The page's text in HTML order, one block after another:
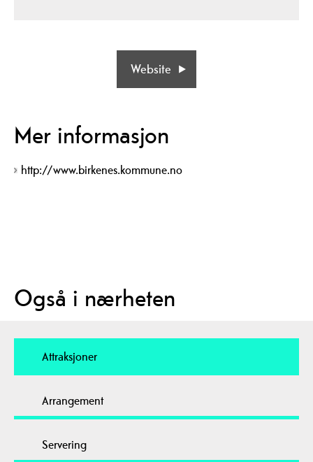
Website
Mer informasjon
http://www.birkenes.kommune.no
Også i nærheten
Attraksjoner
Arrangement
Servering